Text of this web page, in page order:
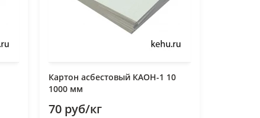
Картон асбестовый КАОН-1 10
1000 мм
70 руб/кг